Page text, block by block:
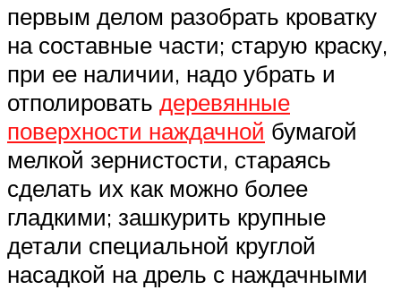
первым делом разобрать кроватку
на составные части; старую краску,
при ее наличии, надо убрать и
отполировать деревянные
поверхности наждачной бумагой
мелкой зернистости, стараясь
сделать их как можно более
гладкими; зашкурить крупные
детали специальной круглой
насадкой на дрель с наждачными